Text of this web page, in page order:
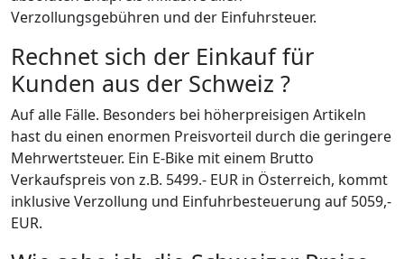
Verzollungsgebühren und der Einfuhrsteuer.
Rechnet sich der Einkauf für
Kunden aus der Schweiz ?
Auf alle Fälle. Besonders bei höherpreisigen Artikeln
hast du einen enormen Preisvorteil durch die geringere
Mehrwertsteuer. Ein E-Bike mit einem Brutto
Verkaufspreis von z.B. 5499.- EUR in Österreich, kommt
inklusive Verzollung und Einfuhrbesteuerung auf 5059,-
EUR.